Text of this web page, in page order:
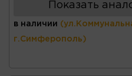
Показать
в наличии
г.Симферополь)